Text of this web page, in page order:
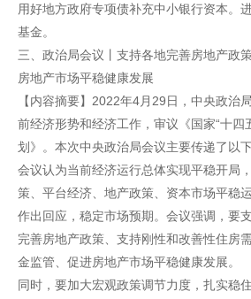
用好地方政府专项债补充中小银行资本。
基金。
三、政治局会议丨支持各地完善房地产政
房地产市场平稳健康发展
【内容摘要】2022年4月29日，中央政治
前经济形势和经济工作，审议《国家“十四
划》。本次中央政治局会议主要传递了以
会议认为当前经济运行总体实现平稳开局
策、平台经济、地产政策、资本市场平稳
作出回应，稳定市场预期。会议强调，要
完善房地产政策、支持刚性和改善性住房
金监管、促进房地产市场平稳健康发展。
同时，要加大宏观政策调节力度，扎实稳